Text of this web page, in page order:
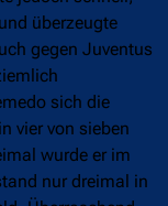
überzeugte
gegen Juventus
sich die
vier von sieben
wurde er im
nur dreimal in